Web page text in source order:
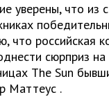
уверены, что из
что российская
сюрприз
The Sun
Маттеус .